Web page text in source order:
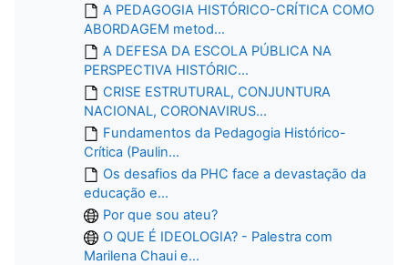
A PEDAGOGIA HISTÓRICO-CRÍTICA COMO
ABORDAGEM metod...
A DEFESA DA ESCOLA PÚBLICA NA
PERSPECTIVA HISTÓRIC...
CRISE ESTRUTURAL, CONJUNTURA
NACIONAL, CORONAVIRUS...
Fundamentos da Pedagogia Histórico-
Crítica (Paulin...
Os desafios da PHC face a devastação da
educação e...
Por que sou ateu?
O QUE É IDEOLOGIA? - Palestra com
Marilena Chaui e...